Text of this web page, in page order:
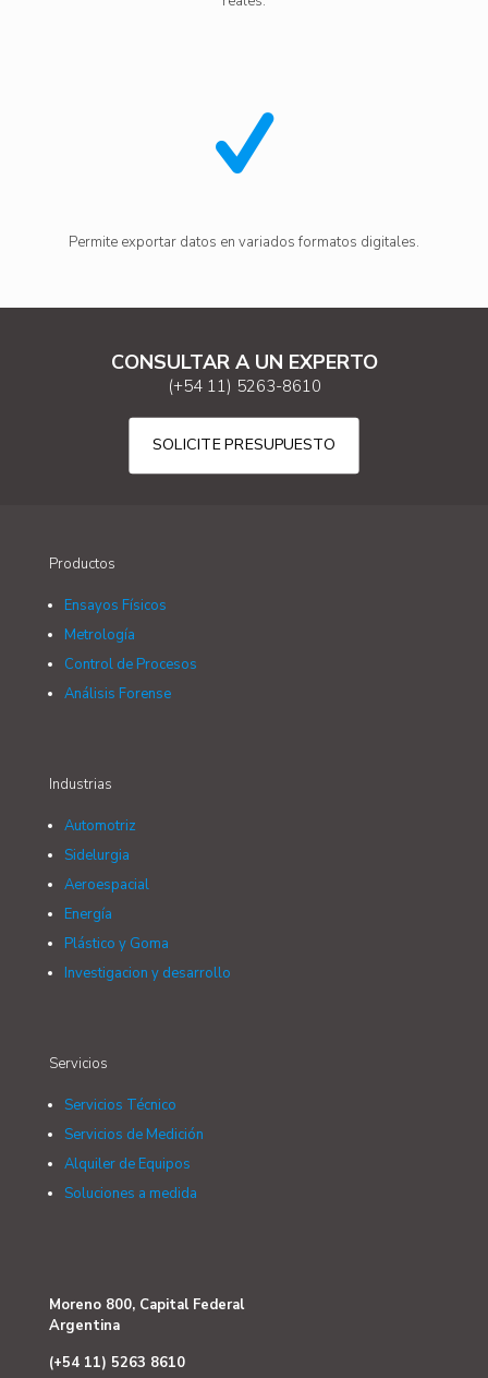
Permite exportar datos en variados formatos digitales.
CONSULTAR A UN EXPERTO
(+54 11) 5263-8610
SOLICITE PRESUPUESTO
Productos
Ensayos Físicos
Metrología
Control de Procesos
Análisis Forense
Industrias
Automotriz
Sidelurgia
Aeroespacial
Energía
Plástico y Goma
Investigacion y desarrollo
Servicios
Servicios Técnico
Servicios de Medición
Alquiler de Equipos
Soluciones a medida
Moreno 800, Capital Federal
Argentina
(+54 11) 5263 8610